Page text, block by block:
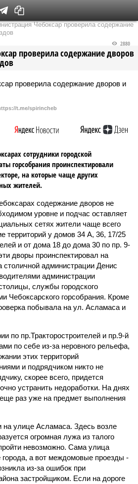
в Чувашии
Чебоксар проверила содержание
проверила содержание дворов
2880
t.me/spirincheb
сотрудники городской
горсобрания проинспектировали
на которые чаще других
жителей.
содержание дворов не
уровне и подчас оставляет
сетях жители чаще всего
территорий у домов 34 А, 36, 17/25
и от дома 18 до дома 30 по пр. 9-
дворы проинспектировал на
столичной администрации Денис
администрации
службы городского
Чебоксарского горсобрания. Кроме
побывала на ул. Асламаса и
по пр.Тракторостроителей и пр.9-й
по себе из-за неровного рельефа,
этих территорий
и подрядчиком никто не
скорее всего, придется
устранить недоработки. На днях
раз уже на предмет выполнения
на улице Асламаса. Здесь возле
огромная лужа из талого
невозможно. Сама улица
города, а вот междомовые проезды -
из-за ошибок при
застройщиком. Если на дороге